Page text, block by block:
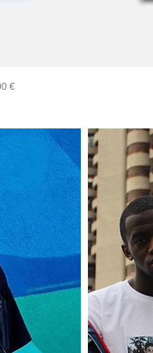
€